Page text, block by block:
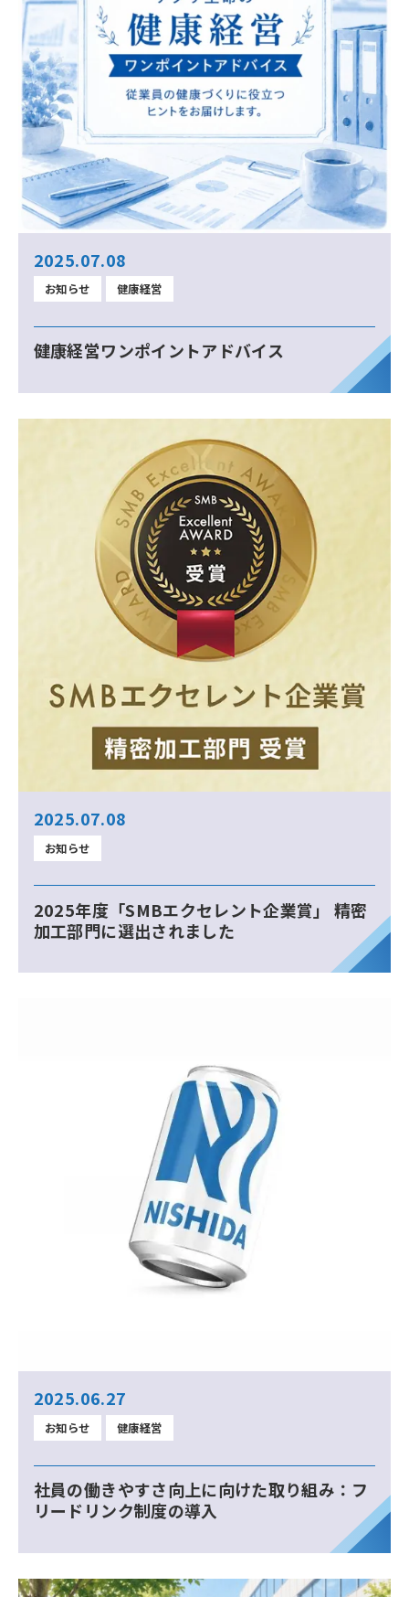
2025.07.08
お知らせ 健康経営
健康経営ワンポイントアドバイス
2025.07.08
お知らせ
2025年度「SMBエクセレント企業賞」 精密
加工部門に選出されました
2025.06.27
お知らせ 健康経営
社員の働きやすさ向上に向けた取り組み：フ
リードリンク制度の導入